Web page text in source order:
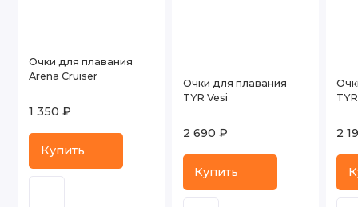
Очки для плавания
Arena Cruiser
1 350 ₽
Купить
Очки для плавания
TYR Vesi
2 690 ₽
Купить
2